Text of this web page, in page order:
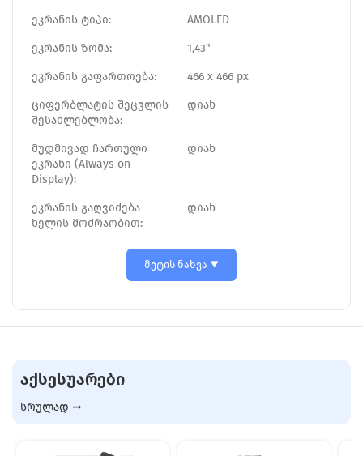
ეკრანის ტიპი: AMOLED
ეკრანის ზომა: 1,43"
ეკრანის გაფართოება: 466 x 466 px
ციფერბლატის შეცვლის
შესაძლებლობა:
დიახ
მუდმივად ჩართული
ეკრანი (Always on
Display):
დიახ
ეკრანის გაღვიძება
ხელის მოძრაობით:
დიახ
მეტის ნახვა
ᲐᲥᲡᲔᲡᲣᲐᲠᲔᲑᲘ
სრულად ➞